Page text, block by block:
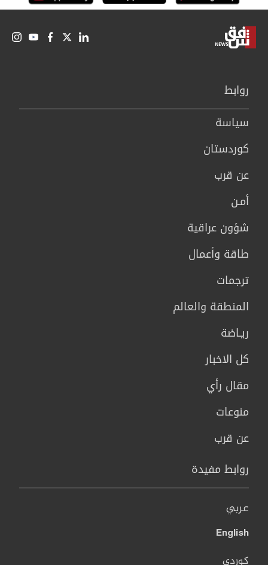
روابط
سیاسة
كوردستان
عن قرب
أمـن
شؤون عراقية
طاقة وأعمال
ترجمات
المنطقة والعالم
ريـاضة
كل الاخبار
مقال رأي
منوعات
عن قرب
روابط مفيدة
عربي
English
کوردی